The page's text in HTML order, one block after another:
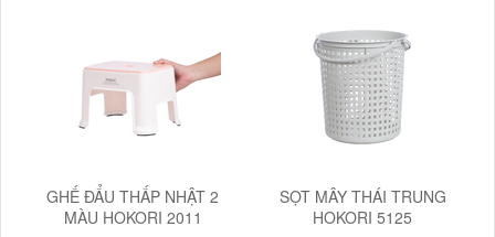
GHẾ ĐẨU THẤP NHẬT 2
MÀU HOKORI 2011
SỌT MÂY THÁI TRUNG
HOKORI 5125